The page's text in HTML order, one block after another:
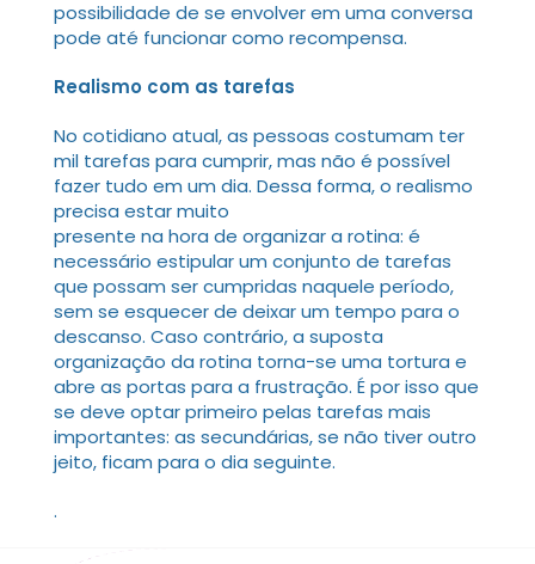
possibilidade de se envolver em uma conversa
pode até funcionar como recompensa.
Realismo com as tarefas
No cotidiano atual, as pessoas costumam ter
mil tarefas para cumprir, mas não é possível
fazer tudo em um dia. Dessa forma, o realismo
precisa estar muito
presente na hora de organizar a rotina: é
necessário estipular um conjunto de tarefas
que possam ser cumpridas naquele período,
sem se esquecer de deixar um tempo para o
descanso. Caso contrário, a suposta
organização da rotina torna-se uma tortura e
abre as portas para a frustração. É por isso que
se deve optar primeiro pelas tarefas mais
importantes: as secundárias, se não tiver outro
jeito, ficam para o dia seguinte.
.